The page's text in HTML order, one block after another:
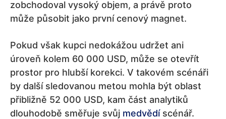
zobchodoval vysoký objem, a právě proto
může působit jako první cenový magnet.
Pokud však kupci nedokážou udržet ani
úroveň kolem 60 000 USD, může se otevřít
prostor pro hlubší korekci. V takovém scénáři
by další sledovanou metou mohla být oblast
přibližně 52 000 USD, kam část analytiků
dlouhodobě směřuje svůj medvědíscénář.